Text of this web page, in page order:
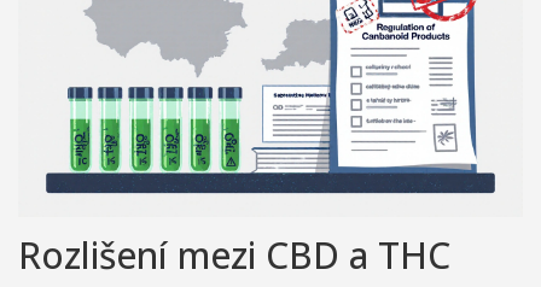
Rozlišení mezi CBD a THC